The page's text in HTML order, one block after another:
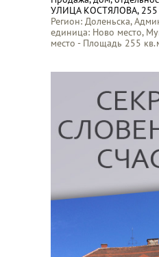
УЛИЦА КОСТЯЛОВА,
Регион: Доленьска,
единица: Ново место,
место - Площадь 255